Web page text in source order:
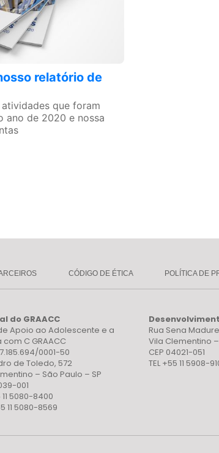
relatório de
que foram
ano de 2020 e nossa
CÓDIGO DE ÉTICA POLÍTICA DE
do GRAACC
Apoio ao Adolescente e a
C GRAACC
0001-50
de Toledo, 572
– São Paulo – SP
001
11 5080-8400
11 5080-8569
Rua Sena
Vila Clementino
CEP 04021-051
TEL +55 11 5908-